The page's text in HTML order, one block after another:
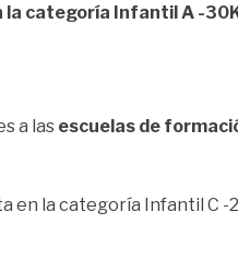
la categoría Infantil A -
a las escuelas de
en la categoría Infantil C -